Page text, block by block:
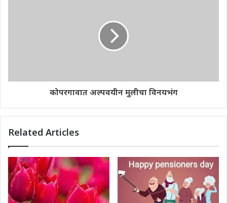
कोपरगावात अल्पवयीन मुलीचा विनयभंग
Related Articles